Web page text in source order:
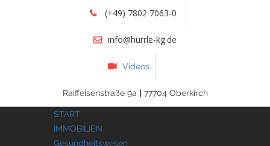
(+49) 7802 7063-0
info@hurrle-kg.de
Videos
Raiffeisenstraße 9a | 77704 Oberkirch
START
IMMOBILIEN
Gesundheitswesen